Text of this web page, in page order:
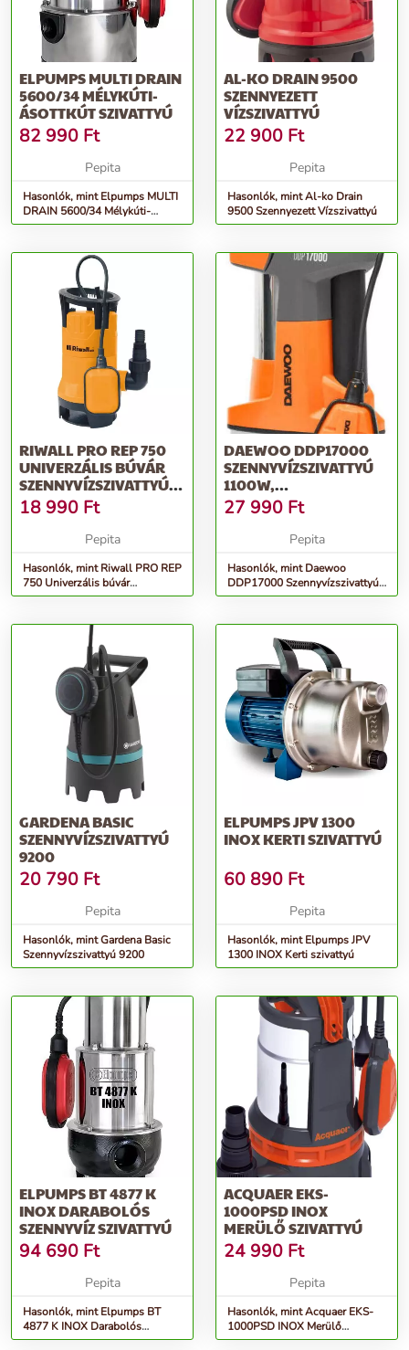
ELPUMPS MULTI DRAIN
5600/34 MÉLYKÚTI-
ÁSOTTKÚT SZIVATTYÚ
82 990 Ft
Pepita
Hasonlók, mint Elpumps MULTI
DRAIN 5600/34 Mélykúti-
Ásottkút szivattyú
AL-KO DRAIN 9500
SZENNYEZETT
VÍZSZIVATTYÚ
22 900 Ft
Pepita
Hasonlók, mint Al-ko Drain
9500 Szennyezett Vízszivattyú
RIWALL PRO REP 750
UNIVERZÁLIS BÚVÁR
SZENNYVÍZSZIVATTYÚ
750 W
18 990 Ft
Pepita
Hasonlók, mint Riwall PRO REP
750 Univerzális búvár
szennyvízszivattyú 750 W
DAEWOO DDP17000
SZENNYVÍZSZIVATTYÚ
1100W,
NARANCSSÁRGA-
FEKETE
27 990 Ft
Pepita
Hasonlók, mint Daewoo
DDP17000 Szennyvízszivattyú
1100W, Narancssárga-Fekete
GARDENA BASIC
SZENNYVÍZSZIVATTYÚ
9200
20 790 Ft
Pepita
Hasonlók, mint Gardena Basic
Szennyvízszivattyú 9200
ELPUMPS JPV 1300
INOX KERTI SZIVATTYÚ
60 890 Ft
Pepita
Hasonlók, mint Elpumps JPV
1300 INOX Kerti szivattyú
ELPUMPS BT 4877 K
INOX DARABOLÓS
SZENNYVÍZ SZIVATTYÚ
94 690 Ft
Pepita
Hasonlók, mint Elpumps BT
4877 K INOX Darabolós
szennyvíz szivattyú
ACQUAER EKS-
1000PSD INOX
MERÜLŐ SZIVATTYÚ
24 990 Ft
Pepita
Hasonlók, mint Acquaer EKS-
1000PSD INOX Merülő
szivattyú